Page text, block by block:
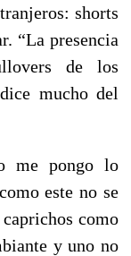
shorts
“La presencia
de los
mucho del
me pongo lo
este no se
como
y uno no